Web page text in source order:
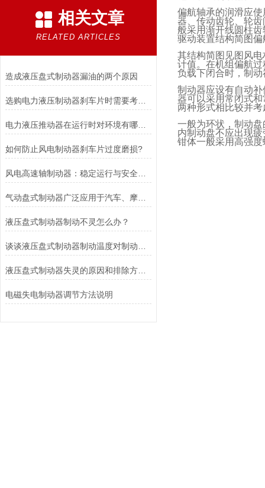
相关文章
RELATED ARTICLES
造成液压盘式制动器漏油的两个原因
选购电力液压制动器刹车片时需要考虑的问题有哪些？
电力液压推动器在运行时对环境有哪些要求？
如何防止风电制动器刹车片过度磨损?
气动盘式制动器广泛应用于汽车、摩托车和自行车等交通工具中
液压盘式制动器制动不灵怎么办？
液压盘式制动器失灵的原因和排除方法介绍
电磁失电制动器调节方法说明
偏航轴承的润滑应
器、传动齿轮、轮
般采用渐开线圆柱
驱动装置结构简图
其结构简图见图风
计值。在机组偏航
负载下闭合时，制
制动器应设有自动
器可以采用常闭式
两种形式相比较并
一般为环状，制动
内制动盘不应出现
钳体一般采用高强